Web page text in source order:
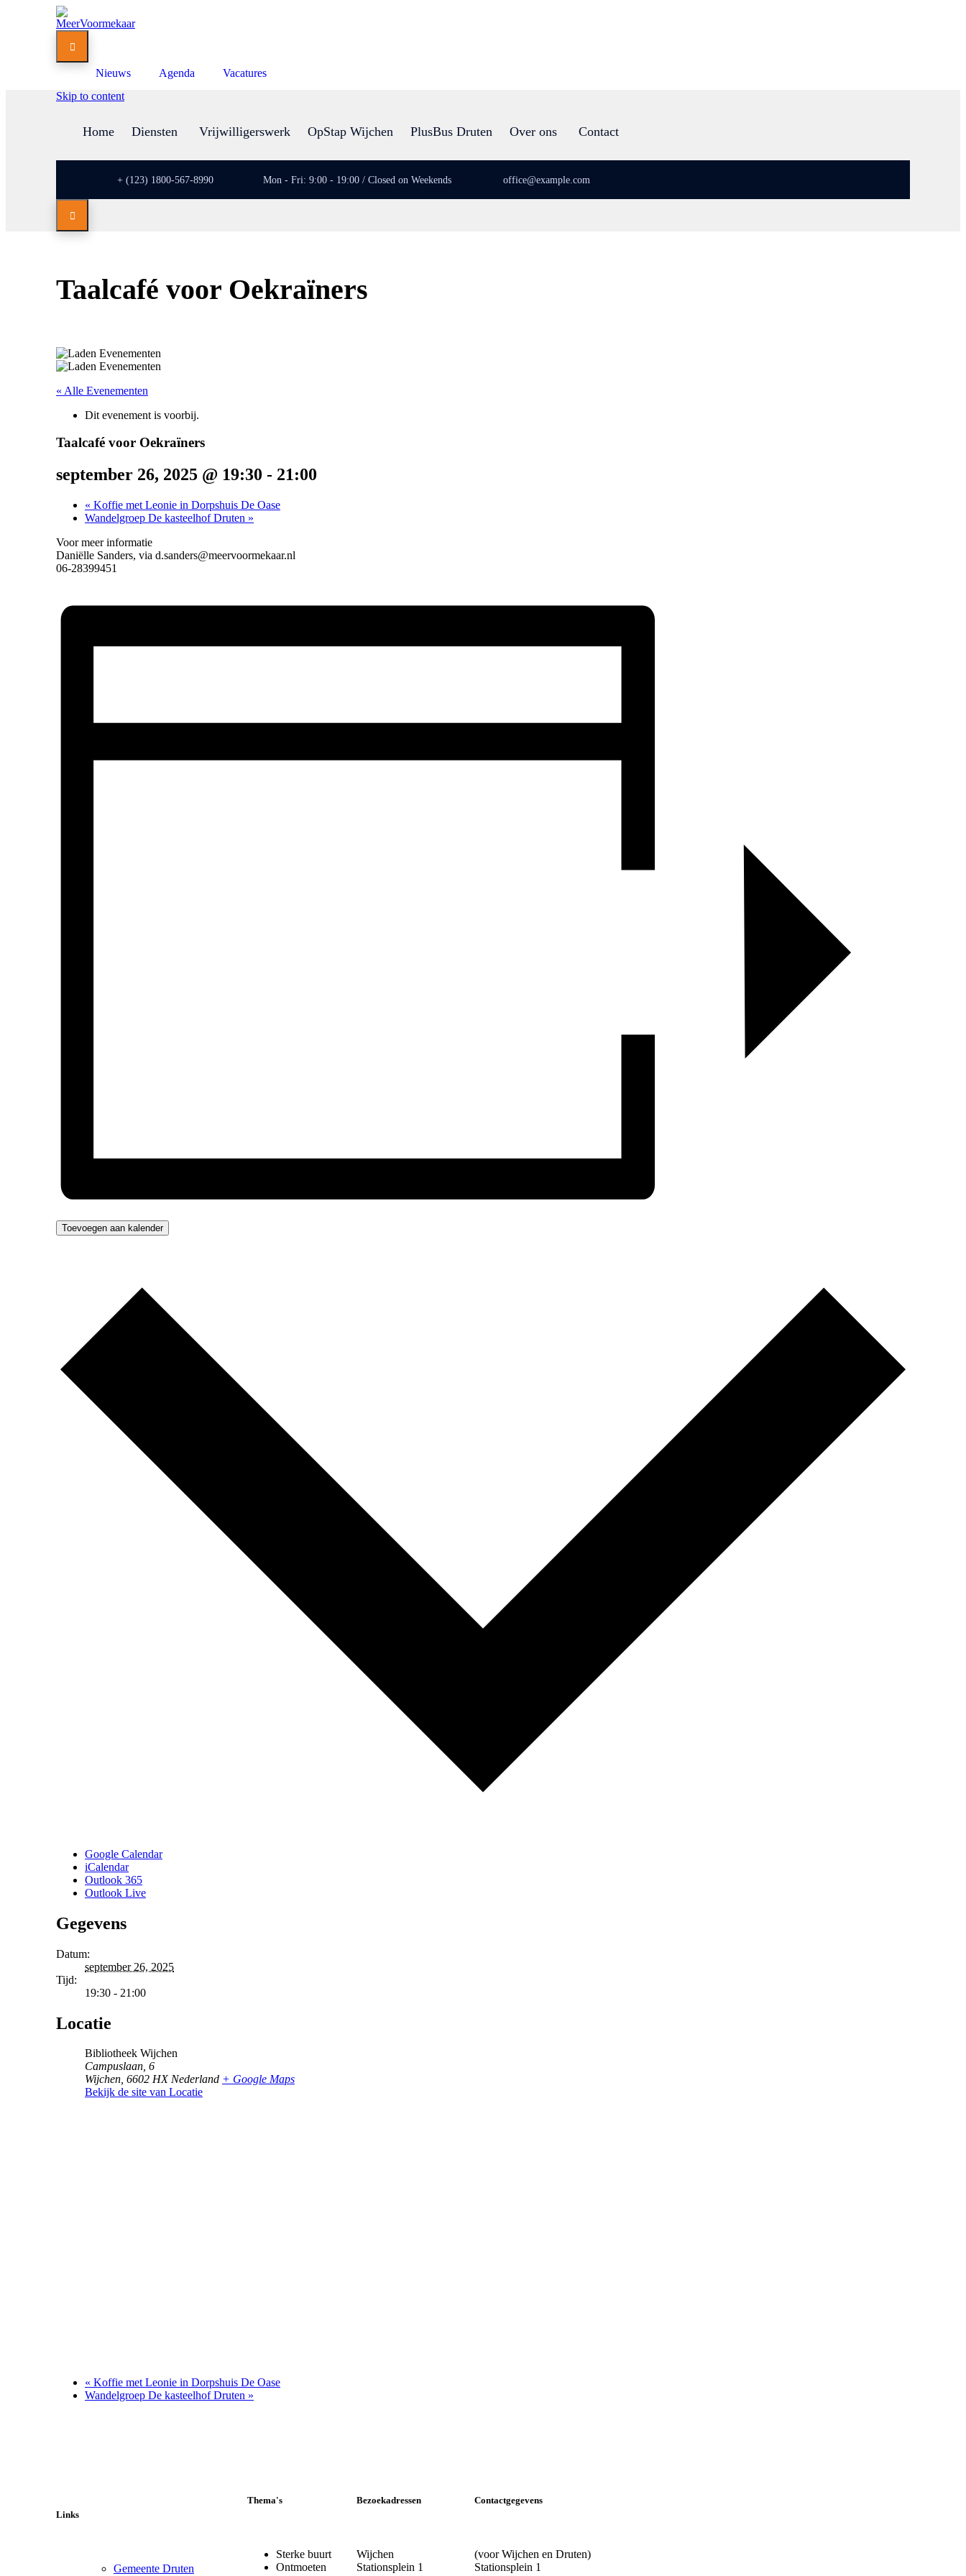

Nieuws Agenda
Vacatures
Skip to content
Home Diensten Vrijwilligerswerk OpStap Wijchen PlusBus Druten Over ons Contact
+ (123) 1800-567-8990 Mon - Fri: 9:00 - 19:00 / Closed on Weekends office@example.com

Taalcafé voor Oekraïners
« Alle Evenementen
Dit evenement is voorbij.
Taalcafé voor Oekraïners
september 26, 2025 @ 19:30 - 21:00
« Koffie met Leonie in Dorpshuis De Oase
Wandelgroep De kasteelhof Druten »
Voor meer informatie
Daniëlle Sanders, via d.sanders@meervoormekaar.nl
06-28399451
Toevoegen aan kalender
Google Calendar
iCalendar
Outlook 365
Outlook Live
Gegevens
Datum:
september 26, 2025
Tijd:
19:30 - 21:00
Locatie
Bibliotheek Wijchen
Campuslaan, 6
Wijchen, 6602 HX Nederland + Google Maps
Bekijk de site van Locatie
« Koffie met Leonie in Dorpshuis De Oase
Wandelgroep De kasteelhof Druten »
Links
Gemeente Druten
Thema's
Sterke buurt
Ontmoeten
Bezoekadressen
Wijchen
Stationsplein 1
Contactgegevens
(voor Wijchen en Druten)
Stationsplein 1